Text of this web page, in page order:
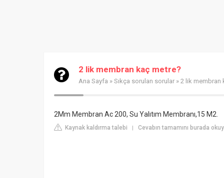
2 lik membran kaç metre?
Ana Sayfa » Sıkça sorulan sorular » 2 lik membran
2Mm Membran Ac 200, Su Yalıtım Membranı,15 M2.
Kaynak kaldırma talebi | Cevabın tamamını burada